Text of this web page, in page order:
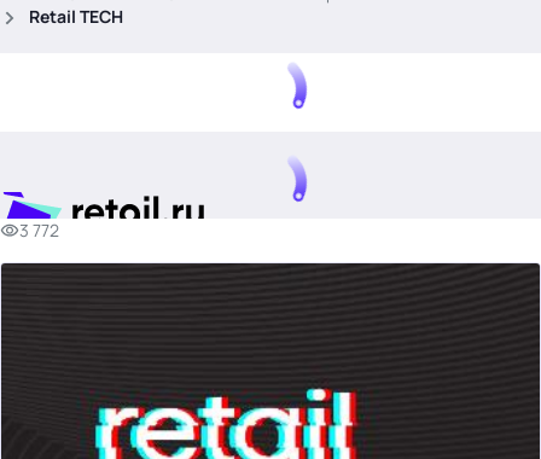
темы
новости
Retail TECH
3 772